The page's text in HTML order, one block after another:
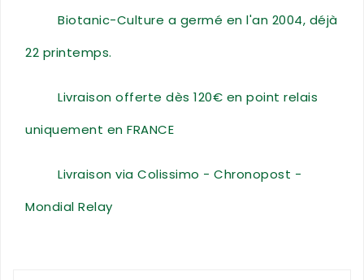
Biotanic-Culture a germé en l'an 2004, déjà
22 printemps.
Livraison offerte dès 120€ en point relais
uniquement en FRANCE
Livraison via Colissimo - Chronopost -
Mondial Relay